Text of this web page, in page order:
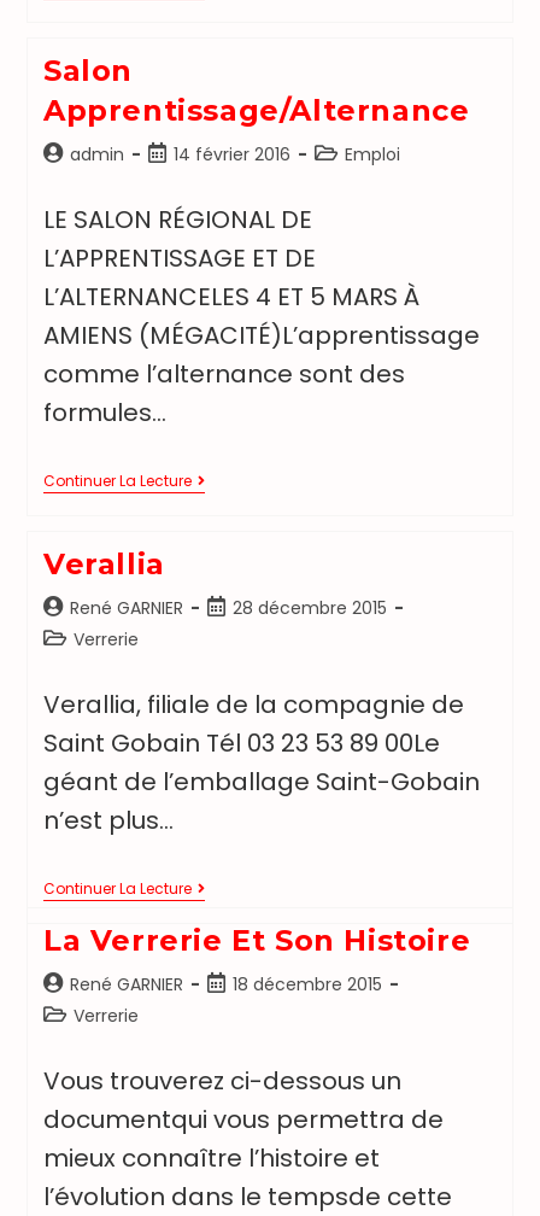
Salon
Apprentissage/alternance
admin 14 février 2016 Emploi
LE SALON RÉGIONAL DE
L’APPRENTISSAGE ET DE
L’ALTERNANCELES 4 ET 5 MARS À
AMIENS (MÉGACITÉ)L’apprentissage
comme l’alternance sont des
formules…
Continuer La Lecture
Verallia
René GARNIER
28 décembre 2015
Verrerie
Verallia, filiale de la compagnie de
Saint Gobain Tél 03 23 53 89 00Le
géant de l’emballage Saint-Gobain
n’est plus…
Continuer La Lecture
La Verrerie Et Son Histoire
René GARNIER
18 décembre 2015
Verrerie
Vous trouverez ci-dessous un
documentqui vous permettra de
mieux connaître l’histoire et
l’évolution dans le tempsde cette